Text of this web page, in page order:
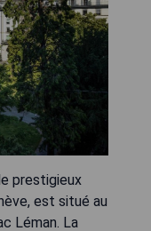
prestigieux
est situé au
Léman. La